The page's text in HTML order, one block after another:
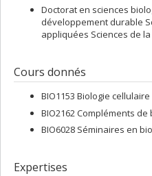
Doctorat en sciences
développement durable
appliquées Sciences de
Cours donnés
BIO1153 Biologie cellulaire
BIO2162 Compléments
BIO6028 Séminaires en
Expertises